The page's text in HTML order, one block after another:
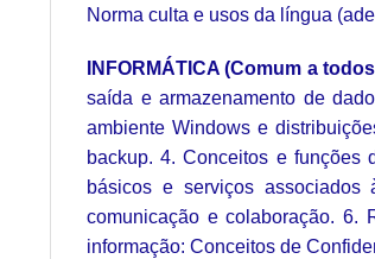
Norma culta e usos da língua
INFORMÁTICA (Comum a
saída e armazenamento de
ambiente Windows e
backup. 4. Conceitos e funções
básicos e serviços associados
comunicação e colaboração. 6.
informação: Conceitos de